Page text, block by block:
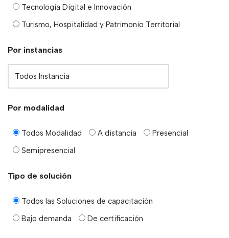
Tecnología Digital e Innovación
Turismo, Hospitalidad y Patrimonio Territorial
Por instancias
Por modalidad
Todos Modalidad A distancia
Presencial
Semipresencial
Tipo de solución
Todos las Soluciones de capacitación
Bajo demanda
De certificación